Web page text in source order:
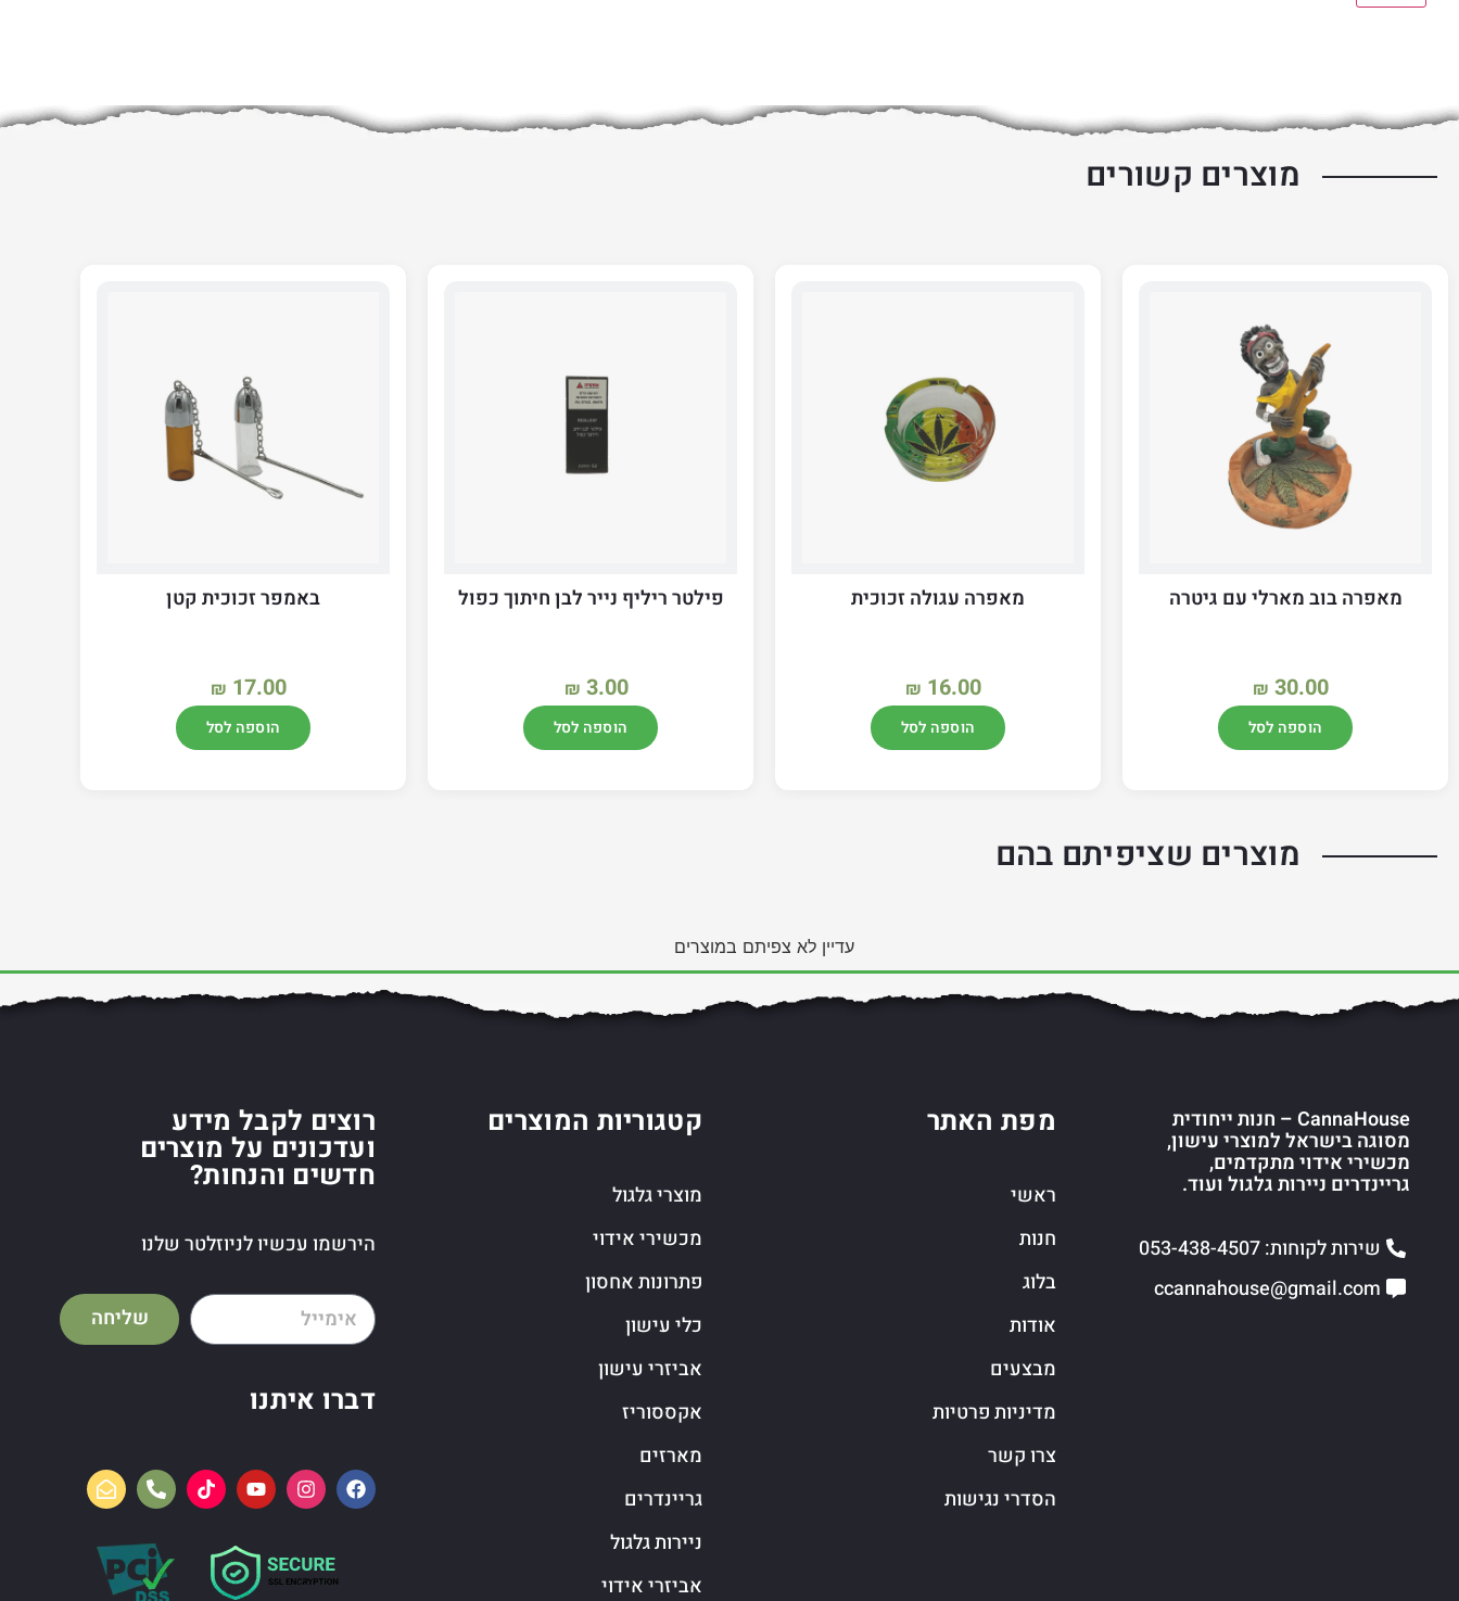
מוצרים קשורים
מאפרה בוב מארלי עם גיטרה
₪ 30.00
הוספה לסל
מאפרה עגולה זכוכית
₪ 16.00
הוספה לסל
פילטר ריליף נייר לבן חיתוך כפול
₪ 3.00
הוספה לסל
באמפר זכוכית קטן
₪ 17.00
הוספה לסל
מוצרים שציפיתם בהם
עדיין לא צפיתם במוצרים
CannaHouse – חנות ייחודית
מסוגה בישראל למוצרי עישון,
מכשירי אידוי מתקדמים,
גריינדרים ניירות גלגול ועוד.
שירות לקוחות: 053-438-4507
ccannahouse@gmail.com
מפת האתר
ראשי
חנות
בלוג
אודות
מבצעים
מדיניות פרטיות
צרו קשר
הסדרי נגישות
קטגוריות המוצרים
מוצרי גלגול
מכשירי אידוי
פתרונות אחסון
כלי עישון
אביזרי עישון
אקססוריז
מארזים
גריינדרים
ניירות גלגול
אביזרי אידוי
רוצים לקבל מידע
ועדכונים על מוצרים
חדשים והנחות?
הירשמו עכשיו לניוזלטר שלנו
שליחה
דברו איתנו